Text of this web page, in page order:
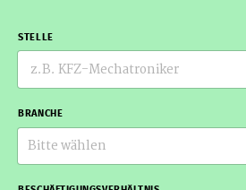
STELLE
BRANCHE
Bitte wählen